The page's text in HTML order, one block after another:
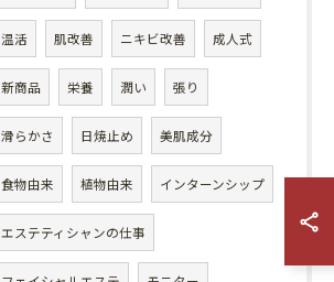
温活 肌改善 ニキビ改善 成人式
新商品 栄養 潤い 張り
滑らかさ 日焼止め 美肌成分
食物由来 植物由来 インターンシップ
エステティシャンの仕事